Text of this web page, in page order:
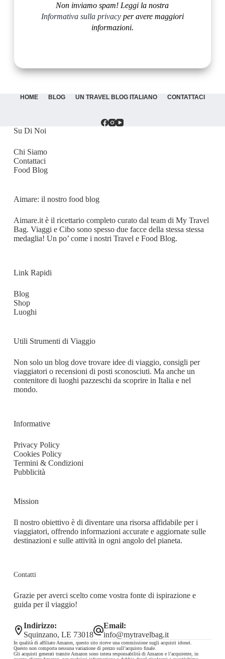
Non inviamo spam! Leggi la nostra
Informativa sulla privacyper avere maggiori
informazioni.
HOME BLOG UN TRAVEL BLOG ITALIANO CONTATTACI
Su Di Noi
Chi Siamo
Contattaci
Food Blog
Aimare: il nostro food blog
Aimare.itè il ricettario completo curato dal team di My Travel
Bag. Viaggi e Cibo sono spesso due facce della stessa stessa
medaglia! Un po’ come i nostri Travel e Food Blog.
Link Rapidi
Blog
Shop
Luoghi
Utili Strumenti di Viaggio
Non solo un blog dove trovare idee di viaggio, consigli per
viaggiatori o recensioni di posti sconosciuti. Ma anche un
contenitore di luoghi pazzeschi da scoprire in Italia e nel
mondo.
Informative
Privacy Policy
Cookies Policy
Termini & Condizioni
Pubblicità
Mission
Il nostro obiettivo è di diventare una risorsa affidabile per i
viaggiatori, offrendo informazioni accurate e aggiornate sulle
destinazioni e sulle attività in ogni angolo del pianeta.
Contatti
Grazie per averci scelto come vostra fonte di ispirazione e
guida per il viaggio!
Indirizzo:
Squinzano, LE 73018
Email:
info@mytravelbag.it
In qualità di affiliato Amazon, questo sito riceve una commissione sugli acquisti idonei.
Questo non comporta nessuna variazione di prezzo sull’acquisto finale.
Gli acquisti generati tramite Amazon sono intera responsabilità di Amazon e l’acquirente, in